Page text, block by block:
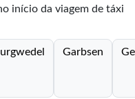
início da viagem de táxi
Garbsen